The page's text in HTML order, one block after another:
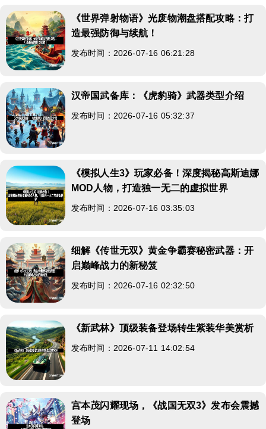
《世界弹射物语》光废物潮盘搭配攻略：打
造最强防御与续航！
发布时间：2026-07-16 06:21:28
汉帝国武备库：《虎豹骑》武器类型介绍
发布时间：2026-07-16 05:32:37
《模拟人生3》玩家必备！深度揭秘高斯迪娜
MOD人物，打造独一无二的虚拟世界
发布时间：2026-07-16 03:35:03
细解《传世无双》黄金争霸赛秘密武器：开
启巅峰战力的新秘笈
发布时间：2026-07-16 02:32:50
《新武林》顶级装备登场转生紫装华美赏析
发布时间：2026-07-11 14:02:54
宫本茂闪耀现场，《战国无双3》发布会震撼
登场